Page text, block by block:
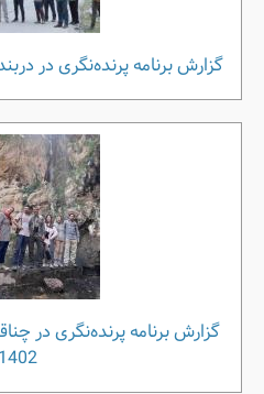
گزارش برنامه پرنده‌نگری در دربندسر
1402